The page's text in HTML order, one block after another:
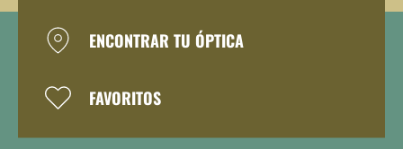
ENCONTRAR TU ÓPTICA
FAVORITOS